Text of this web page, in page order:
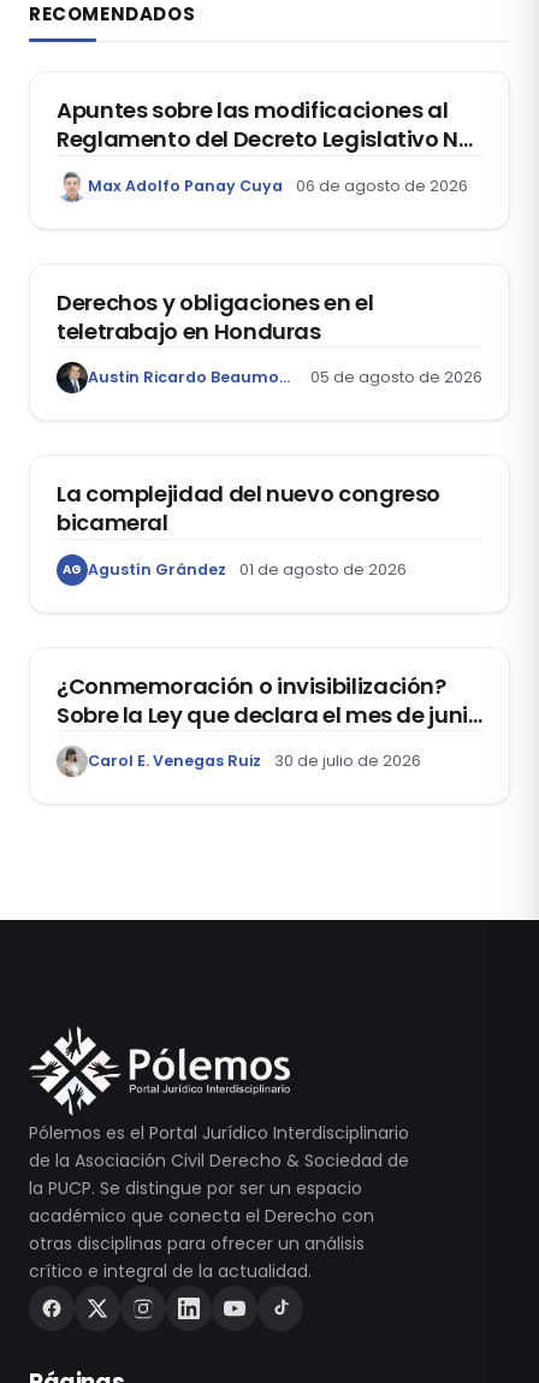
RECOMENDADOS
DERECHO REGISTRAL
Apuntes sobre las modificaciones al
Reglamento del Decreto Legislativo Nº
1400, que aprueba el Régimen de
Garantía Mobiliaria
Max Adolfo Panay Cuya 06 de agosto de 2026
Derechos y obligaciones en el
teletrabajo en Honduras
Austin Ricardo Beaumont Rivera 05 de agosto de 2026
La complejidad del nuevo congreso
bicameral
AG Agustín Grández 01 de agosto de 2026
¿Conmemoración o invisibilización?
Sobre la Ley que declara el mes de junio
como el “Mes de la Vida y la Familia”
Carol E. Venegas Ruiz 30 de julio de 2026
Pólemos es el Portal Jurídico Interdisciplinario
de la Asociación Civil Derecho & Sociedad de
la PUCP. Se distingue por ser un espacio
académico que conecta el Derecho con
otras disciplinas para ofrecer un análisis
crítico e integral de la actualidad.